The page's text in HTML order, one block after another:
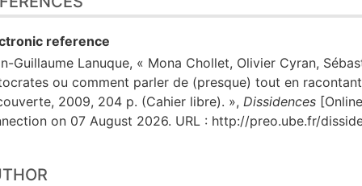
reference
Guillaume Lanuque, « Mona Chollet, Olivier Cyran,
ou comment parler de (presque) tout en
2009, 204 p. (Cahier libre). », Dissidences
on 07 August 2026. URL : http://preo.ube.fr/